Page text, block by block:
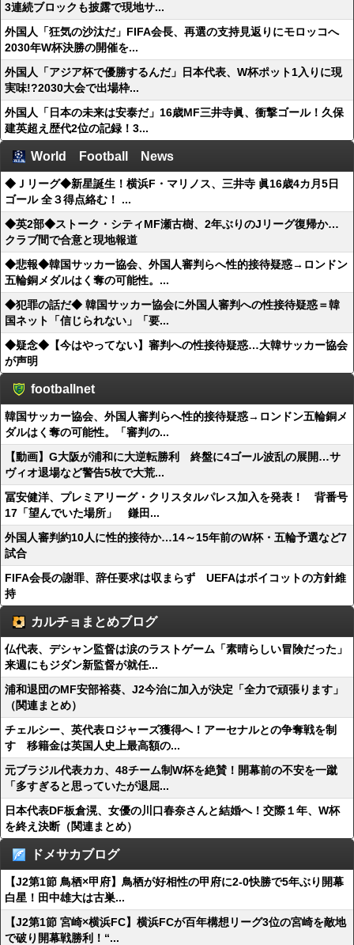
3連続ブロックも披露で現地サ...
外国人「狂気の沙汰だ」FIFA会長、再選の支持見返りにモロッコへ
2030年W杯決勝の開催を...
外国人「アジア杯で優勝するんだ」日本代表、W杯ポット1入りに現
実味!?2030大会で出場枠...
外国人「日本の未来は安泰だ」16歳MF三井寺眞、衝撃ゴール！久保
建英超え歴代2位の記録！3...
World Football News
◆Ｊリーグ◆新星誕生！横浜F・マリノス、三井寺 眞16歳4カ月5日
ゴール 全３得点絡む！ ...
◆英2部◆ストーク・シティMF瀬古樹、2年ぶりのJリーグ復帰か…
クラブ間で合意と現地報道
◆悲報◆韓国サッカー協会、外国人審判らへ性的接待疑惑→ロンドン
五輪銅メダルはく奪の可能性。...
◆犯罪の話だ◆ 韓国サッカー協会に外国人審判への性接待疑惑＝韓
国ネット「信じられない」「要...
◆疑念◆【今はやってない】審判への性接待疑惑…大韓サッカー協会
が声明
footballnet
韓国サッカー協会、外国人審判らへ性的接待疑惑→ロンドン五輪銅メ
ダルはく奪の可能性。「審判の...
【動画】G大阪が浦和に大逆転勝利 終盤に4ゴール波乱の展開…サ
ヴィオ退場など警告5枚で大荒...
冨安健洋、プレミアリーグ・クリスタルパレス加入を発表！ 背番号
17「望んでいた場所」 鎌田...
外国人審判約10人に性的接待か…14～15年前のW杯・五輪予選など7
試合
FIFA会長の謝罪、辞任要求は収まらず UEFAはボイコットの方針維
持
カルチョまとめブログ
仏代表、デシャン監督は涙のラストゲーム「素晴らしい冒険だった」
来週にもジダン新監督が就任...
浦和退団のMF安部裕葵、J2今治に加入が決定「全力で頑張ります」
（関連まとめ）
チェルシー、英代表ロジャーズ獲得へ！アーセナルとの争奪戦を制
す 移籍金は英国人史上最高額の...
元ブラジル代表カカ、48チーム制W杯を絶賛！開幕前の不安を一蹴
「多すぎると思っていたが退屈...
日本代表DF板倉滉、女優の川口春奈さんと結婚へ！交際１年、W杯
を終え決断（関連まとめ）
ドメサカブログ
【J2第1節 鳥栖×甲府】鳥栖が好相性の甲府に2-0快勝で5年ぶり開幕
白星！田中雄大は古巣...
【J2第1節 宮崎×横浜FC】横浜FCが百年構想リーグ3位の宮崎を敵地
で破り開幕戦勝利！“...